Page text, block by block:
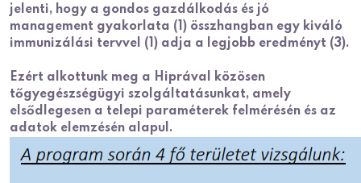
jelenti, hogy a gondos gazdálkodás és jó
management gyakorlata (1) összhangban egy kiváló
immunizálási tervvel (1) adja a legjobb eredményt (3).
Ezért alkottunk meg a Hiprával közösen
tőgyegészségügyi szolgáltatásunkat, amely
elsődlegesen a telepi paraméterek felmérésén és az
adatok elemzésén alapul.